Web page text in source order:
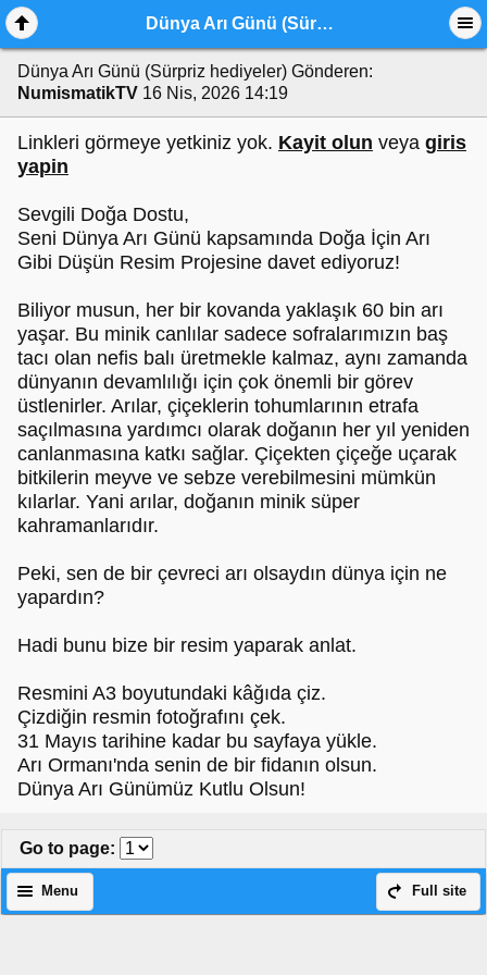
Dünya Arı Günü (Sürpriz hediyeler)
Dünya Arı Günü (Sürpriz hediyeler) Gönderen:
NumismatikTV 16 Nis, 2026 14:19
Linkleri görmeye yetkiniz yok. Kayit olun veya giris
yapin
Sevgili Doğa Dostu,
Seni Dünya Arı Günü kapsamında Doğa İçin Arı
Gibi Düşün Resim Projesine davet ediyoruz!
Biliyor musun, her bir kovanda yaklaşık 60 bin arı
yaşar. Bu minik canlılar sadece sofralarımızın baş
tacı olan nefis balı üretmekle kalmaz, aynı zamanda
dünyanın devamlılığı için çok önemli bir görev
üstlenirler. Arılar, çiçeklerin tohumlarının etrafa
saçılmasına yardımcı olarak doğanın her yıl yeniden
canlanmasına katkı sağlar. Çiçekten çiçeğe uçarak
bitkilerin meyve ve sebze verebilmesini mümkün
kılarlar. Yani arılar, doğanın minik süper
kahramanlarıdır.
Peki, sen de bir çevreci arı olsaydın dünya için ne
yapardın?
Hadi bunu bize bir resim yaparak anlat.
Resmini A3 boyutundaki kâğıda çiz.
Çizdiğin resmin fotoğrafını çek.
31 Mayıs tarihine kadar bu sayfaya yükle.
Arı Ormanı'nda senin de bir fidanın olsun.
Dünya Arı Günümüz Kutlu Olsun!
Go to page:
Full site
Menu